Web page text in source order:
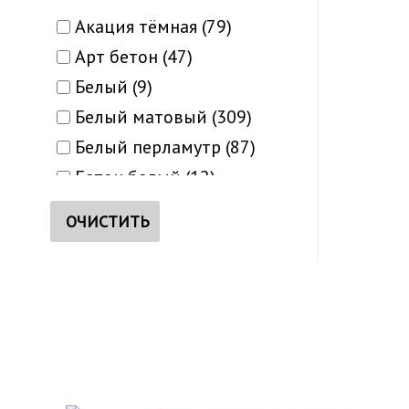
Акация тёмная (79)
Арт бетон (47)
Белый (9)
Белый матовый (309)
Белый перламутр (87)
Бетон белый (12)
Бетон светлый (40)
Бетон серый (40)
ОЧИСТИТЬ